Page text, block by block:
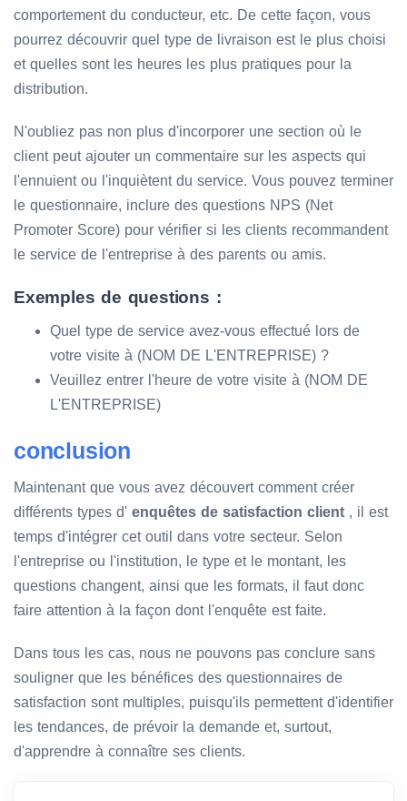
comportement du conducteur, etc. De cette façon, vous
pourrez découvrir quel type de livraison est le plus choisi
et quelles sont les heures les plus pratiques pour la
distribution.
N'oubliez pas non plus d'incorporer une section où le
client peut ajouter un commentaire sur les aspects qui
l'ennuient ou l'inquiètent du service. Vous pouvez terminer
le questionnaire, inclure des questions NPS (Net
Promoter Score) pour vérifier si les clients recommandent
le service de l'entreprise à des parents ou amis.
Exemples de questions :
Quel type de service avez-vous effectué lors de
votre visite à (NOM DE L'ENTREPRISE) ?
Veuillez entrer l'heure de votre visite à (NOM DE
L'ENTREPRISE)
conclusion
Maintenant que vous avez découvert comment créer
différents types d' enquêtes de satisfaction client , il est
temps d'intégrer cet outil dans votre secteur. Selon
l'entreprise ou l'institution, le type et le montant, les
questions changent, ainsi que les formats, il faut donc
faire attention à la façon dont l'enquête est faite.
Dans tous les cas, nous ne pouvons pas conclure sans
souligner que les bénéfices des questionnaires de
satisfaction sont multiples, puisqu'ils permettent d'identifier
les tendances, de prévoir la demande et, surtout,
d'apprendre à connaître ses clients.